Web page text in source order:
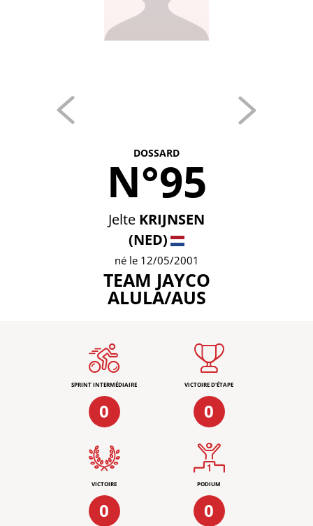
DOSSARD
N°95
Jelte KRIJNSEN
(NED)
né le 12/05/2001
TEAM JAYCO
ALULA/AUS
SPRINT INTERMÉDIAIRE
0
VICTOIRE D'ÉTAPE
0
VICTOIRE
0
PODIUM
0